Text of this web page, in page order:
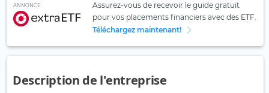
ANNONCE
Assurez-vous de recevoir le guide gratuit
pour vos placements financiers avec des ETF.
Téléchargez maintenant!
Description de l'entreprise